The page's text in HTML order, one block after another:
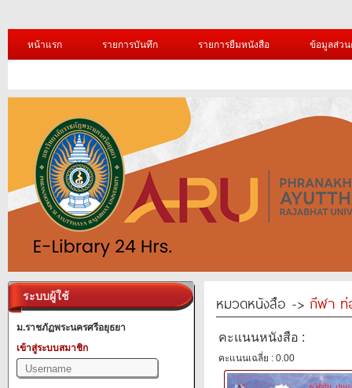
หน้าแรก รายการบันทึก รายการยืมหนังสือ ข้อมูลส่ว
ระบบผู้ใช้
ม.ราชภัฏพระนครศรีอยุธยา
เข้าสู่ระบบสมาชิก
หมวดหนังสือ -> กีฬา ท่
คะแนนหนังสือ :
คะแนนเฉลี่ย : 0.00